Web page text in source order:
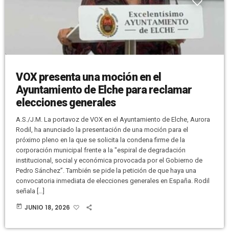
VOX presenta una moción en el
Ayuntamiento de Elche para reclamar
elecciones generales
A.S./J.M. La portavoz de VOX en el Ayuntamiento de Elche, Aurora
Rodil, ha anunciado la presentación de una moción para el
próximo pleno en la que se solicita la condena firme de la
corporación municipal frente a la "espiral de degradación
institucional, social y económica provocada por el Gobierno de
Pedro Sánchez”. También se pide la petición de que haya una
convocatoria inmediata de elecciones generales en España. Rodil
señala […]
today JUNIO 18, 2026